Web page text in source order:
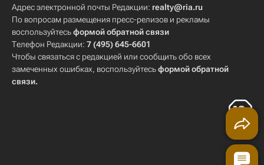
Адрес электронной почты Редакции: realty@ria.ru
По вопросам размещения пресс-релизов и рекламы
воспользуйтесьформой обратной связи
Телефон Редакции: 7 (495) 645-6601
Чтобы связаться с редакцией или сообщить обо всех
замеченных ошибках, воспользуйтесьформой обратной
связи.